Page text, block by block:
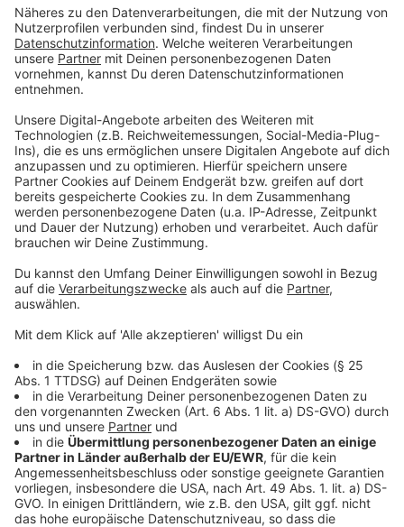
Wohnungstür. Die Seniorin erkannte den Betrug
sofort und legte auf. Ein finanzieller Schaden entstand
nicht.
Anzeige
Polizei warnt erneut vor dieser Masche
Anzeige
Die Polizei weist erneut darauf hin:
noch Staatsanwaltschaft fordern am Telefon Geld
oder Wertgegenstände . Betrüger setzen gezielt auf
Angst, Zeitdruck und emotionale
Ausnahmesituationen.
Besonders wichtig sei Aufklärung.Die Polizei Viersen
bietetkostenlose Hinweisschilder gegen
Betrugsversuchean, die gut sichtbar neben
Telefonen platziert werden können – vor allem bei
älteren Menschen. Hier bekommt ihr das Schild.
Regelmäßige Gespräche mit Familie, Freunden und
Nachbarn helfen, solche Taten zu verhindern.